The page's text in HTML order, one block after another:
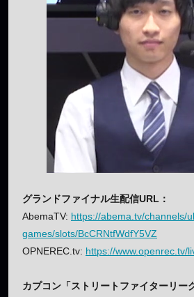
グランドファイナル生配信URL：
AbemaTV: https://abema.tv/channels/
games/slots/BcCRNtfWdfY5VZ
OPNEREC.tv: https://www.openrec.tv/
カプコン「ストリートファイターリ